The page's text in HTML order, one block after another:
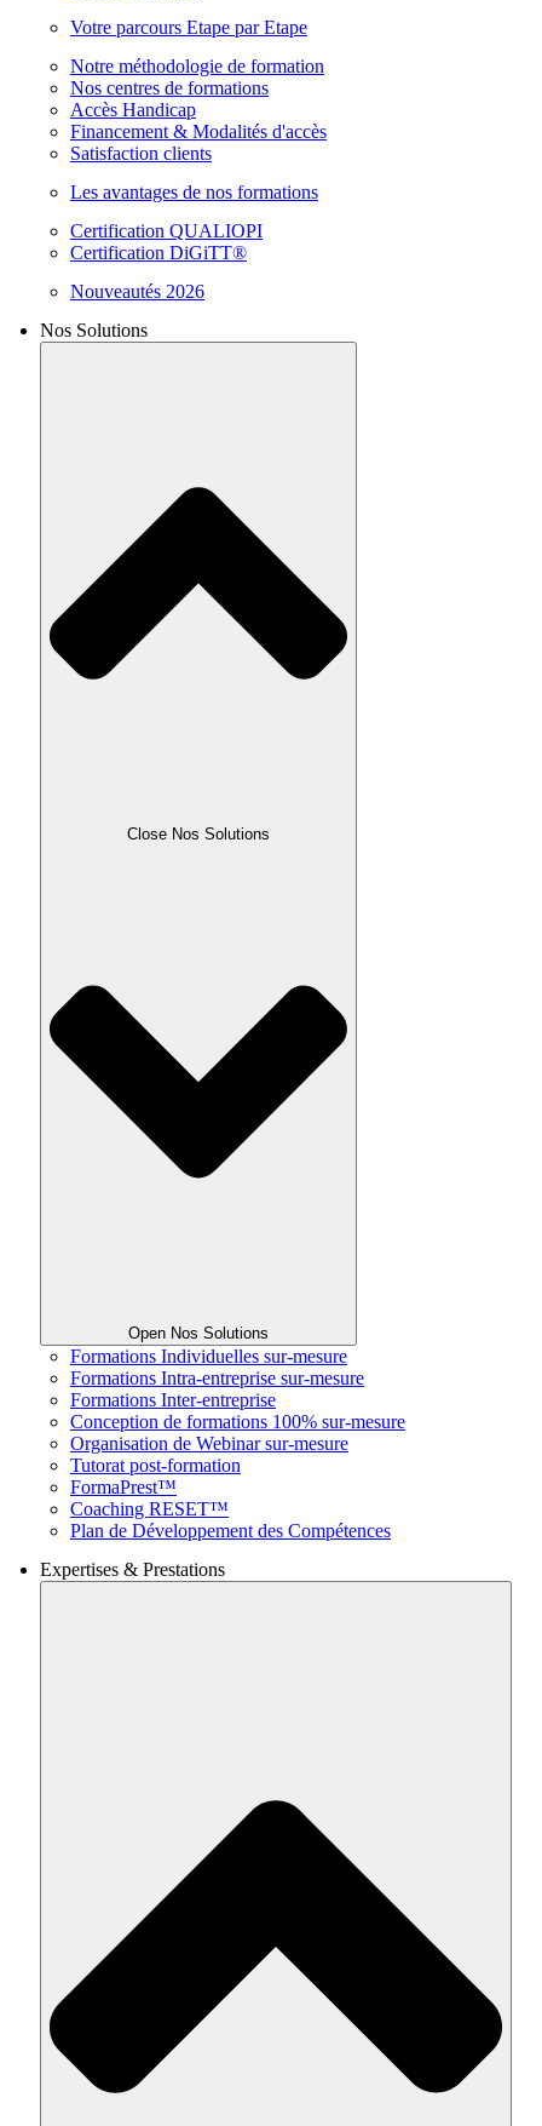
Votre parcours Etape par Etape
Notre méthodologie de formation
Nos centres de formations
Accès Handicap
Financement & Modalités d'accès
Satisfaction clients
Les avantages de nos formations
Certification QUALIOPI
Certification DiGiTT®
Nouveautés 2026
Nos Solutions
Close Nos Solutions
Open Nos Solutions
Formations Individuelles sur-mesure
Formations Intra-entreprise sur-mesure
Formations Inter-entreprise
Conception de formations 100% sur-mesure
Organisation de Webinar sur-mesure
Tutorat post-formation
FormaPrest™
Coaching RESET™
Plan de Développement des Compétences
Expertises & Prestations